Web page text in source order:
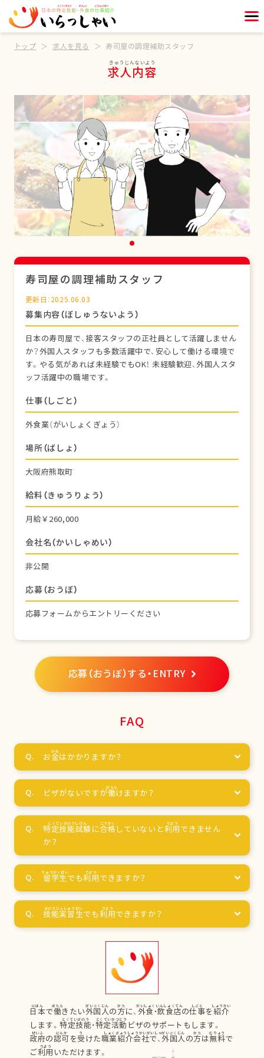
トップ 求人を見る 寿司屋の調理補助スタッフ
求人内容
寿司屋の調理補助スタッフ
更新日：2025.06.03
募集内容（ぼしゅうないよう）
日本の寿司屋で、接客スタッフの正社員として活躍しません
か？外国人スタッフも多数活躍中で、安心して働ける環境で
す。やる気があれば未経験でもOK！ 未経験歓迎、外国人スタ
ッフ活躍中の職場です。
仕事（しごと）
外食業（がいしょくぎょう）
場所（ばしょ）
大阪府熊取町
給料（きゅうりょう）
月給￥260,000
会社名（かいしゃめい）
非公開
応募（おうぼ）
応募フォームからエントリーください
応募（おうぼ）する・ENTRY
FAQ
お金はかかりますか？
ビザがないですが働けますか？
特定技能試験に合格 していないと利用 できません
か？
留学生でも利用 できますか？
技能実習生でも利用できますか？
日本で働きたい外国人の方に、 外食 ・飲食店の仕事を紹介
します。特定技能・特定活動 ビザのサポートもします。
政府の認可を受けた職業紹介会社で、 外国人の方は無料で
ご利用 いただけます。